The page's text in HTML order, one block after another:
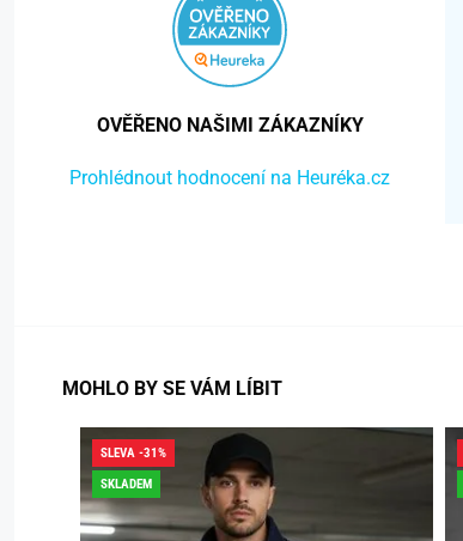
OVĚŘENO NAŠIMI ZÁKAZNÍKY
Prohlédnout hodnocení na Heuréka.cz
MOHLO BY SE VÁM LÍBIT
SLEVA -31%
SKLADEM